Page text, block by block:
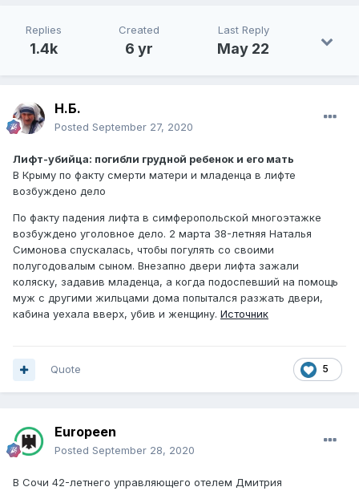
Replies
1.4k
Created
6 yr
Last Reply
May 22
Н.Б.
Posted September 27, 2020
Лифт-убийца: погибли грудной ребенок и его мать
В Крыму по факту смерти матери и младенца в лифте
возбуждено дело
По факту падения лифта в симферопольской многоэтажке
возбуждено уголовное дело. 2 марта 38-летняя Наталья
Симонова спускалась, чтобы погулять со своими
полугодовалым сыном. Внезапно двери лифта зажали
коляску, задавив младенца, а когда подоспевший на помощь
муж с другими жильцами дома попытался разжать двери,
кабина уехала вверх, убив и женщину. Источник
5
Quote
Europeen
Posted September 28, 2020
В Сочи 42-летнего управляющего отелем Дмитрия